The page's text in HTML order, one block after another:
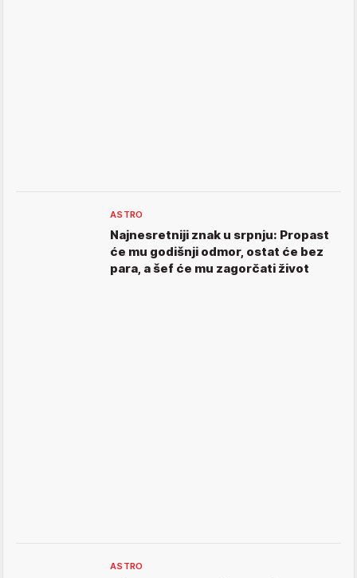
ASTRO
Najnesretniji znak u srpnju: Propast
će mu godišnji odmor, ostat će bez
para, a šef će mu zagorčati život
ASTRO